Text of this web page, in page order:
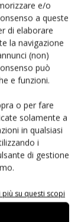
e/o
a queste
di elaborare
la navigazione
(non)
può
e funzioni.
o per fare
solamente a
in qualsiasi
i
di gestione
su questi scopi
stampa 3D